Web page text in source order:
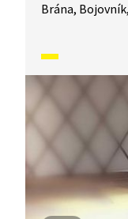
Brána,